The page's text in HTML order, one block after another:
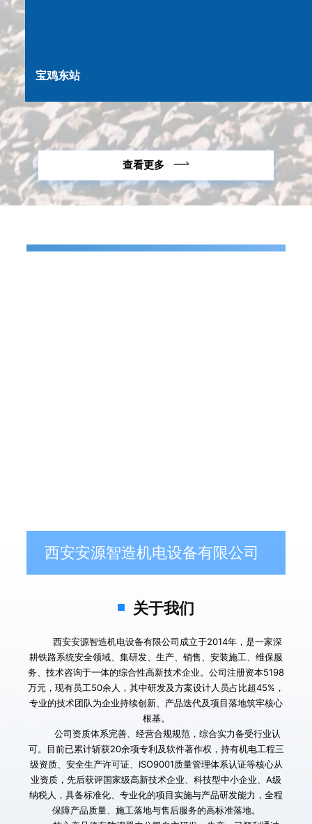
宝鸡东站
查看更多
关于我们
耕铁路系统安全领域、集研发、生产、销售、安装施工、维保服
务、技术咨询于一体的综合性高新技术企业。公司注册资本5198
万元，现有员工50余人，其中研发及方案设计人员占比超45%，
专业的技术团队为企业持续创新、产品迭代及项目落地筑牢核心
根基。
可。目前已累计斩获20余项专利及软件著作权，持有机电工程三
级资质、安全生产许可证、ISO9001质量管理体系认证等核心从
业资质，先后获评国家级高新技术企业、科技型中小企业、A级
纳税人，具备标准化、专业化的项目实施与产品研发能力，全程
保障产品质量、施工落地与售后服务的高标准落地。
西安安源智造机电设备有限公司